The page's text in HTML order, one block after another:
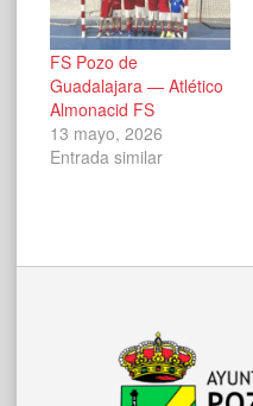
FS Pozo de
Guadalajara — Atlético
Almonacid FS
13 mayo, 2026
Entrada similar